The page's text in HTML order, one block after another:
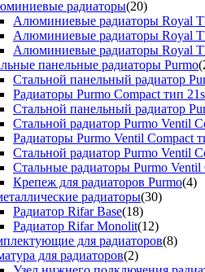
радиаторы(20)
Алюминиевые радиаторы Royal
Алюминиевые радиаторы Royal
Алюминиевые радиаторы Royal
панельные радиаторы Purmo
Стальной панельный радиатор
Радиаторы Purmo Compact тип 21s
Стальной панельный радиатор
Стальной радиатор Purmo Ventil
Радиаторы Purmo Ventil Compact
Стальной радиатор Purmo Ventil
Стальные радиаторы Purmo Ventil
Крепеж для радиаторов Purmo(4)
радиаторы(30)
Радиатор Rifar Base(18)
Радиатор Rifar Monolit(12)
для радиаторов(8)
для радиаторов(2)